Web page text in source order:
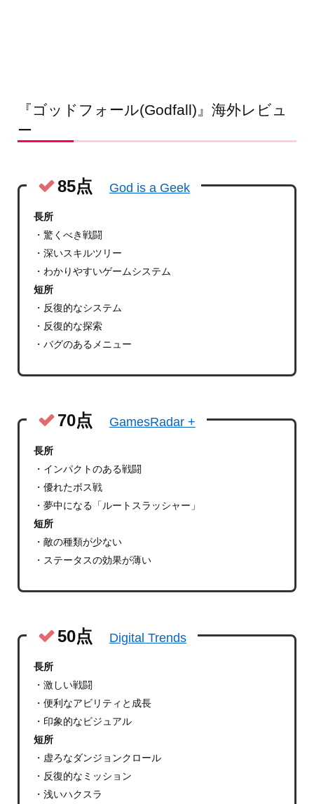
『ゴッドフォール(Godfall)』海外レビュ
ー
85点 God is a Geek
長所
・驚くべき戦闘
・深いスキルツリー
・わかりやすいゲームシステム
短所
・反復的なシステム
・反復的な探索
・バグのあるメニュー
70点 GamesRadar +
長所
・インパクトのある戦闘
・優れたボス戦
・夢中になる「ルートスラッシャー」
短所
・敵の種類が少ない
・ステータスの効果が薄い
50点 Digital Trends
長所
・激しい戦闘
・便利なアビリティと成長
・印象的なビジュアル
短所
・虚ろなダンジョンクロール
・反復的なミッション
・浅いハクスラ